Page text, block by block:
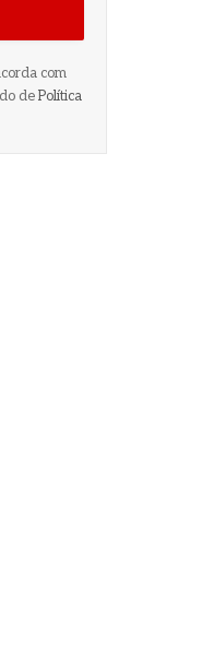
com
dePolítica